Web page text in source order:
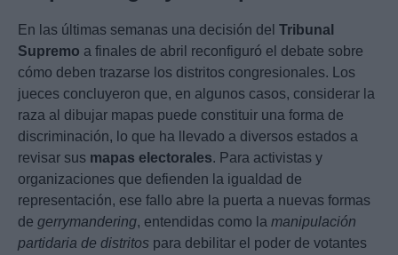
En las últimas semanas una decisión del Tribunal
Supremo a finales de abril reconfiguró el debate sobre
cómo deben trazarse los distritos congresionales. Los
jueces concluyeron que, en algunos casos, considerar la
raza al dibujar mapas puede constituir una forma de
discriminación, lo que ha llevado a diversos estados a
revisar sus mapas electorales. Para activistas y
organizaciones que defienden la igualdad de
representación, ese fallo abre la puerta a nuevas formas
de gerrymandering, entendidas como la manipulación
partidaria de distritos para debilitar el poder de votantes